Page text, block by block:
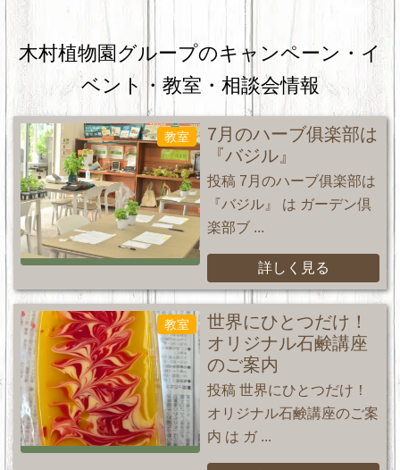
木村植物園グループのキャンペーン・ イ
ベント・教室・相談会情報
教室
7月のハーブ俱楽部は
『バジル』
投稿 7月のハーブ俱楽部は
『バジル』 は ガーデン倶
楽部ブ ...
詳しく見る
教室
世界にひとつだけ！
オリジナル石鹸講座
のご案内
投稿 世界にひとつだけ！
オリジナル石鹸講座のご案
内 は ガ ...